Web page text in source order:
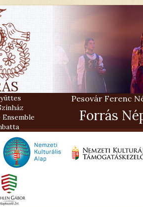
Pesovár Ferenc
Forrás